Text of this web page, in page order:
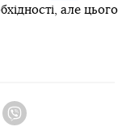
але цього